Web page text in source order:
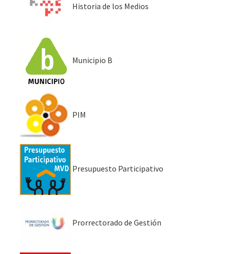
Historia de los Medios
Municipio B
PIM
Presupuesto Participativo
Prorrectorado de Gestión